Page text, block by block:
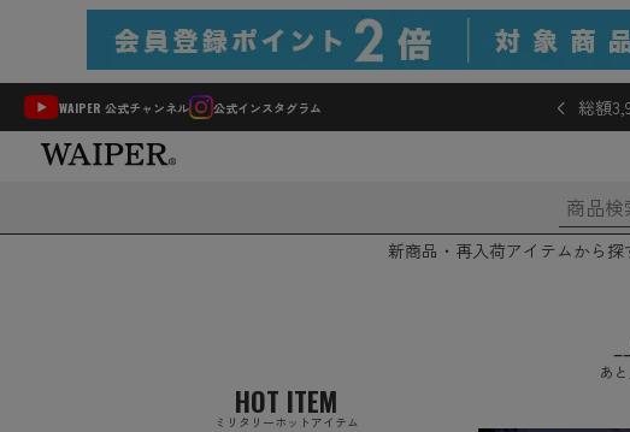
WAIPER 公式チャンネル 公式インスタグラム 総額
新商品・再入荷アイテムから探
あと
HOT ITEM
ミリタリーホットアイテム